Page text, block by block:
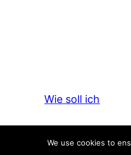
Wie soll ich
We use cookies to